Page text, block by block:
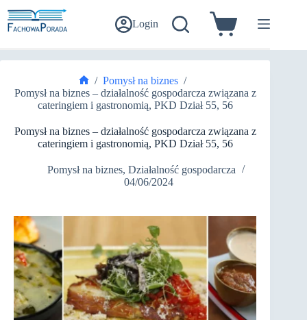
do
treści
Login Koszyk
Strona
główna
/ Pomysł na biznes /
Pomysł na biznes – działalność gospodarcza związana z
cateringiem i gastronomią, PKD Dział 55, 56
Pomysł na biznes – działalność gospodarcza związana z
cateringiem i gastronomią, PKD Dział 55, 56
Pomysł na biznes, Działalność gospodarcza
04/06/2024